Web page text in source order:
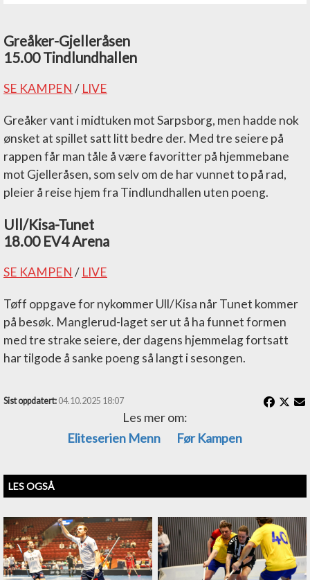
Greåker-Gjelleråsen
15.00 Tindlundhallen
SE KAMPEN / LIVE
Greåker vant i midtuken mot Sarpsborg, men hadde nok
ønsket at spillet satt litt bedre der. Med tre seiere på
rappen får man tåle å være favoritter på hjemmebane
mot Gjelleråsen, som selv om de har vunnet to på rad,
pleier å reise hjem fra Tindlundhallen uten poeng.
Ull/Kisa-Tunet
18.00 EV4 Arena
SE KAMPEN / LIVE
Tøff oppgave for nykommer Ull/Kisa når Tunet kommer
på besøk. Manglerud-laget ser ut å ha funnet formen
med tre strake seiere, der dagens hjemmelag fortsatt
har tilgode å sanke poeng så langt i sesongen.
Sist oppdatert: 04.10.2025 18:07
Les mer om:
Eliteserien Menn
Før Kampen
LES OGSÅ